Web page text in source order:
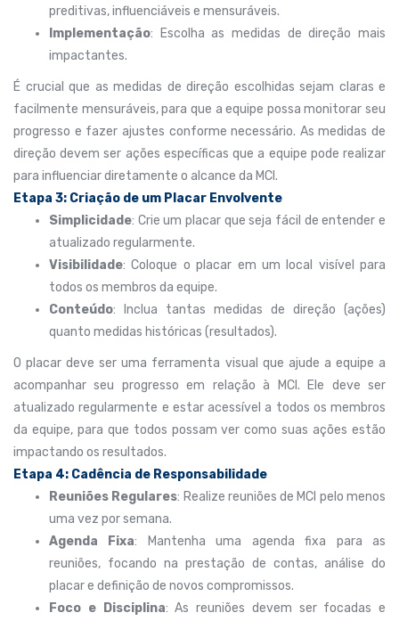
preditivas, influenciáveis e mensuráveis.
Implementação: Escolha as medidas de direção mais
impactantes.
É crucial que as medidas de direção escolhidas sejam claras e
facilmente mensuráveis, para que a equipe possa monitorar seu
progresso e fazer ajustes conforme necessário. As medidas de
direção devem ser ações específicas que a equipe pode realizar
para influenciar diretamente o alcance da MCI.
Etapa 3: Criação de um Placar Envolvente
Simplicidade: Crie um placar que seja fácil de entender e
atualizado regularmente.
Visibilidade: Coloque o placar em um local visível para
todos os membros da equipe.
Conteúdo: Inclua tantas medidas de direção (ações)
quanto medidas históricas (resultados).
O placar deve ser uma ferramenta visual que ajude a equipe a
acompanhar seu progresso em relação à MCI. Ele deve ser
atualizado regularmente e estar acessível a todos os membros
da equipe, para que todos possam ver como suas ações estão
impactando os resultados.
Etapa 4: Cadência de Responsabilidade
Reuniões Regulares: Realize reuniões de MCI pelo menos
uma vez por semana.
Agenda Fixa: Mantenha uma agenda fixa para as
reuniões, focando na prestação de contas, análise do
placar e definição de novos compromissos.
Foco e Disciplina: As reuniões devem ser focadas e